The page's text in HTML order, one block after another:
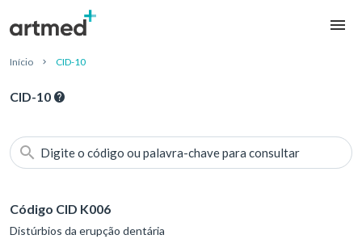
Início CID-10
CID-10
Digite o código ou palavra-chave para consultar
Código CID K006
Distúrbios da erupção dentária